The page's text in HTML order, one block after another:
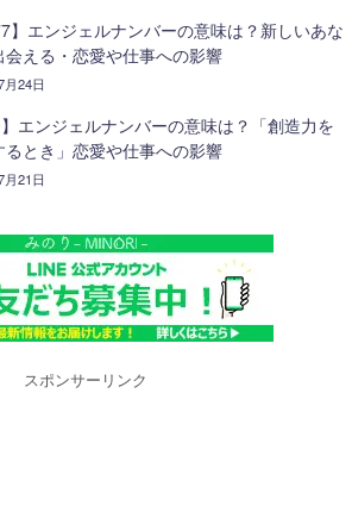
】エンジェルナンバーの意味は？新しいあな
会える・恋愛や仕事への影響
月24日
】エンジェルナンバーの意味は？「創造力を
るとき」恋愛や仕事への影響
月21日
スポンサーリンク